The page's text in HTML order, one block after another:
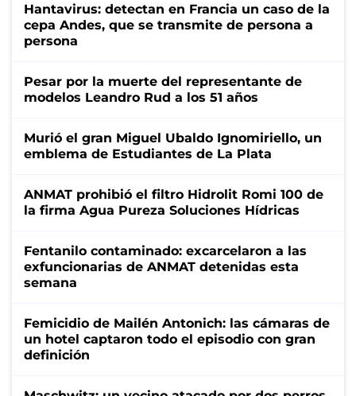
Hantavirus: detectan en Francia un caso de la
cepa Andes, que se transmite de persona a
persona
Pesar por la muerte del representante de
modelos Leandro Rud a los 51 años
Murió el gran Miguel Ubaldo Ignomiriello, un
emblema de Estudiantes de La Plata
ANMAT prohibió el filtro Hidrolit Romi 100 de
la firma Agua Pureza Soluciones Hídricas
Fentanilo contaminado: excarcelaron a las
exfuncionarias de ANMAT detenidas esta
semana
Femicidio de Mailén Antonich: las cámaras de
un hotel captaron todo el episodio con gran
definición